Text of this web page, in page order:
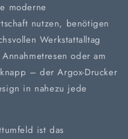
moderne
nutzen, benötigen
Werkstattalltag
oder am
– der Argox-Drucker
in nahezu jede
ist das